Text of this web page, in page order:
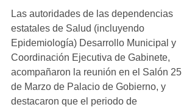
Las autoridades de las dependencias
estatales de Salud (incluyendo
Epidemiología) Desarrollo Municipal y
Coordinación Ejecutiva de Gabinete,
acompañaron la reunión en el Salón 25
de Marzo de Palacio de Gobierno, y
destacaron que el periodo de